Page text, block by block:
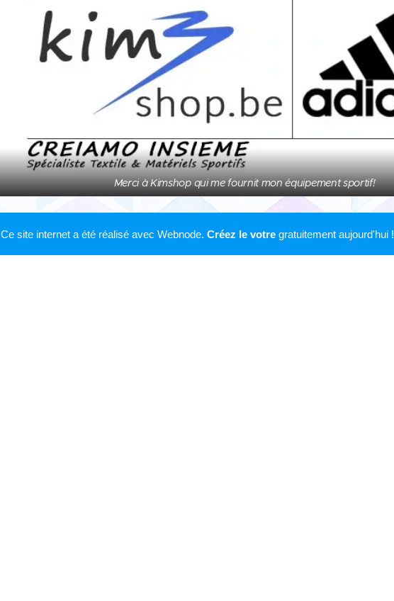
Merci à Kimshop qui me fournit mon équipement sportif!
Ce site internet a été réalisé avec Webnode. Créez le votre gratuitement aujourd'hui !